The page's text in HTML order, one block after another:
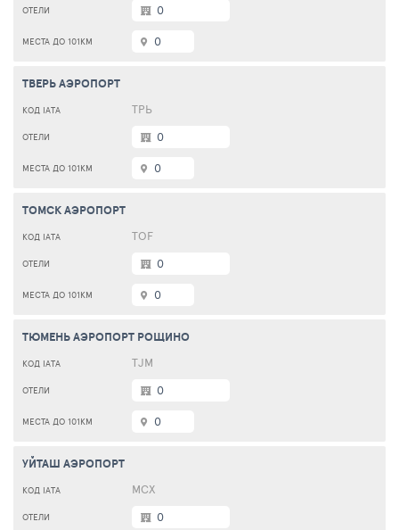
0
0
ТВЕРЬ АЭРОПОРТ
ТРЬ
0
0
ТОМСК АЭРОПОРТ
TOF
0
0
ТЮМЕНЬ АЭРОПОРТ РОЩИНО
TJM
0
0
УЙТАШ АЭРОПОРТ
МСХ
0